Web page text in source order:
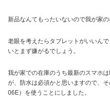
新品なんてもったいないので我が家の
老眼を考えたらタブレットがいいん
いとまず嫌がるでしょう。
我が家での在庫のうち最新のスマホ
が、防水は必須かと思いますので、
06E）を使うことにしました。